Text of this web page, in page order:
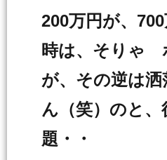
200万円が、
時は、そりゃ
が、その逆は
ん（笑）のと、
題・・